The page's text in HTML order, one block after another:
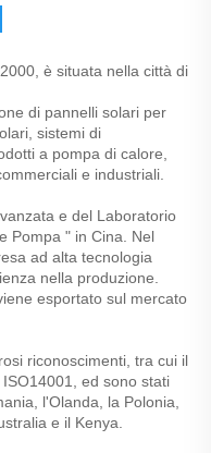
è situata nella città di
di pannelli solari per
sistemi di
a pompa di calore,
e industriali.
e del Laboratorio
Pompa " in Cina. Nel
ad alta tecnologia
nella produzione.
esportato sul mercato
riconoscimenti, tra cui il
ed sono stati
l'Olanda, la Polonia,
e il Kenya.